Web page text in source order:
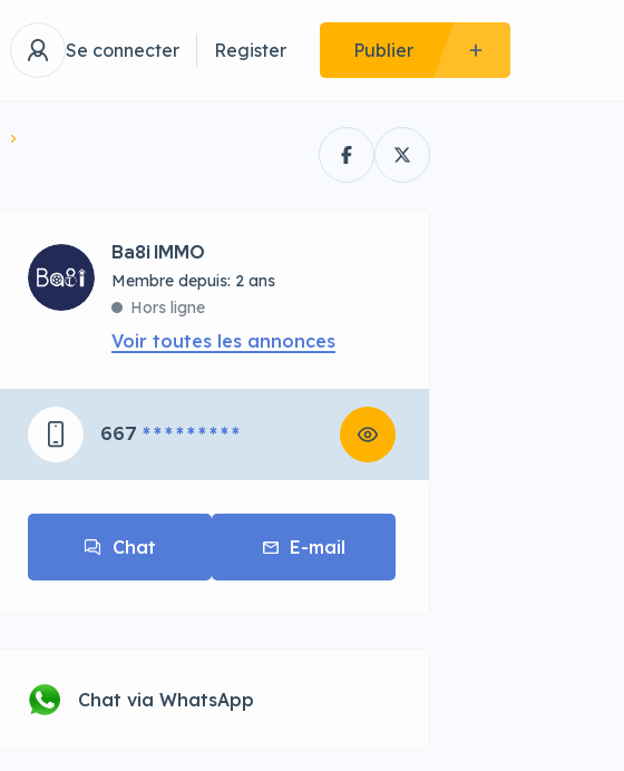
Se connecter Register Publier
Ba8i IMMO
Membre depuis: 2 ans
Hors ligne
Voir toutes les annonces
667 * * * * * * * * *
Chat E-mail
Chat via WhatsApp